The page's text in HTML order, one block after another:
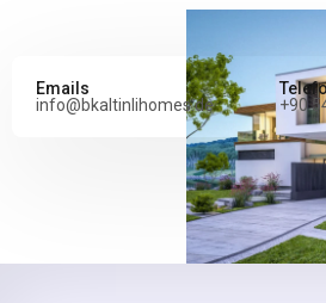
Emails
info@bkaltinlihomes.de
+90